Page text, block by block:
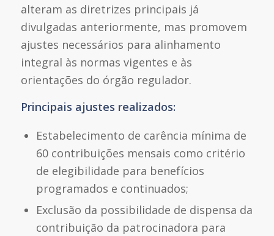
alteram as diretrizes principais já
divulgadas anteriormente, mas promovem
ajustes necessários para alinhamento
integral às normas vigentes e às
orientações do órgão regulador.
Principais ajustes realizados:
Estabelecimento de carência mínima de
60 contribuições mensais como critério
de elegibilidade para benefícios
programados e continuados;
Exclusão da possibilidade de dispensa da
contribuição da patrocinadora para